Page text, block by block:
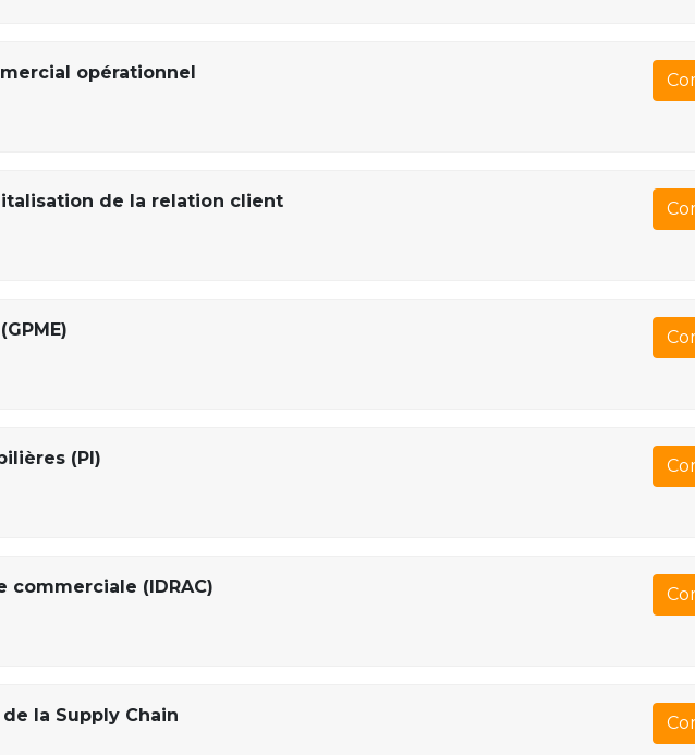
opérationnel
de la relation client
(PI)
commerciale (IDRAC)
la Supply Chain